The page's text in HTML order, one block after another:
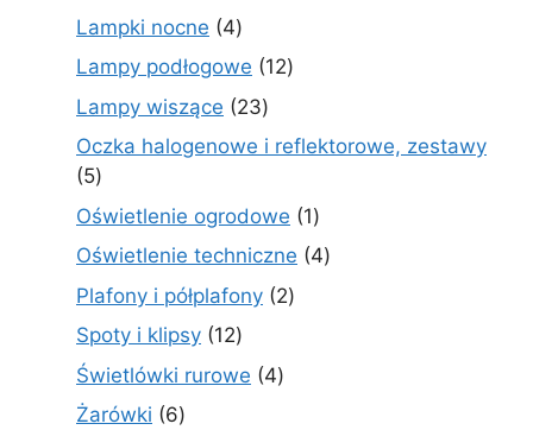
produktów
Lampki nocne 44
produkty
Lampy podłogowe 1212
Lampy wiszące 2323
produkty
Oczka halogenowe i reflektorowe, zestawy
55
produktów
Oświetlenie ogrodowe 11
produkt
Oświetlenie techniczne 44
Plafony i półplafony 22
Spoty i klipsy 1212
produktów
Świetlówki rurowe 44
Żarówki 66